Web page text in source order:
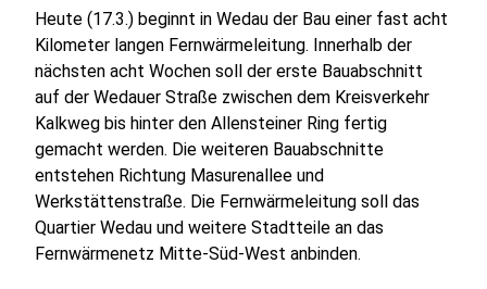
Heute (17.3.) beginnt in Wedau der Bau einer fast acht
Kilometer langen Fernwärmeleitung. Innerhalb der
nächsten acht Wochen soll der erste Bauabschnitt
auf der Wedauer Straße zwischen dem Kreisverkehr
Kalkweg bis hinter den Allensteiner Ring fertig
gemacht werden. Die weiteren Bauabschnitte
entstehen Richtung Masurenallee und
Werkstättenstraße. Die Fernwärmeleitung soll das
Quartier Wedau und weitere Stadtteile an das
Fernwärmenetz Mitte-Süd-West anbinden.